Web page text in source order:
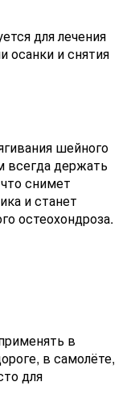
для лечения
осанки и снятия
шейного
всегда держать
снимет
и станет
остеохондроза.
в
в самолёте,
для